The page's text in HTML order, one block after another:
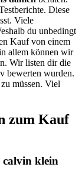
Diese
Viele
du unbedingt
Kauf von einem
allem können wir
Wir listen dir die
bewerten wurden.
müssen. Viel
zum Kauf
calvin klein